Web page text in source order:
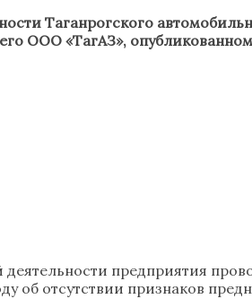
Таганрогского
ООО «ТагАЗ»,
предприятия
отсутствии признаков